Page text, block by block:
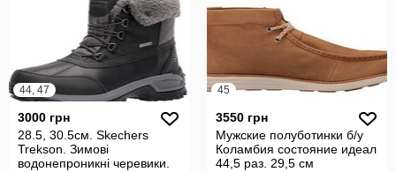
44, 47
3000 грн
28.5, 30.5см. Skechers
Trekson. Зимові
водонепроникні черевики.
45
3550 грн
Мужские полуботинки б/у
Коламбия состояние идеал
44,5 раз. 29,5 см